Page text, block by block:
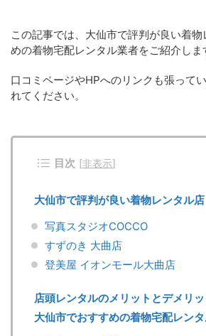
この記事では、大仙市で評判が良い着
めの着物宅配レンタル業者をご紹介しま
口コミページやHPへのリンクも張って
れてください。
目次 [非表示]
大仙市で評判が良い着物レンタル店
写真スタジオCOCCO
すずのき 大曲店
登美屋 イオンモール大曲店
店頭レンタルのメリットとデメリッ
大仙市でおすすめの着物宅配レン